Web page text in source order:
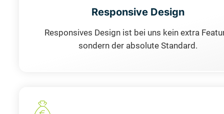
Responsive Design
Responsives Design ist bei uns kein extra
sondern der absolute Standard.